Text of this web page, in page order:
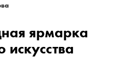
ярмарка
искусства